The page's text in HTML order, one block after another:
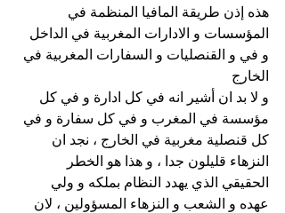
هذه إذن طريقة المافيا المنظمة في
المؤسسات و الادارات المغربية في الداخل
و في و القنصليات و السفارات المغربية في
الخارج
و لا بد ان أشير انه في كل ادارة و في كل
مؤسسة في المغرب و في كل سفارة و في
كل قنصلية مغربية في الخارج ، نجد ان
النزهاء قليلون جدا ، و هذا هو الخطر
الحقيقي الذي يهدد النظام بملكه و ولي
عهده و الشعب و النزهاء المسؤولين ، لان